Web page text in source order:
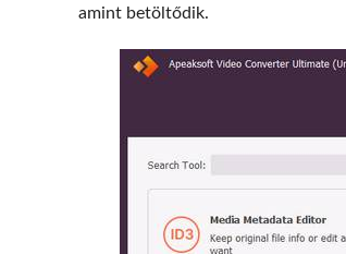
amint betöltődik.